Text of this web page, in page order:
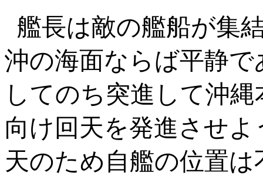
艦長は敵の艦船が集
沖の海面ならば平静
してのち突進して沖
向け回天を発進させ
天のため自艦の位置